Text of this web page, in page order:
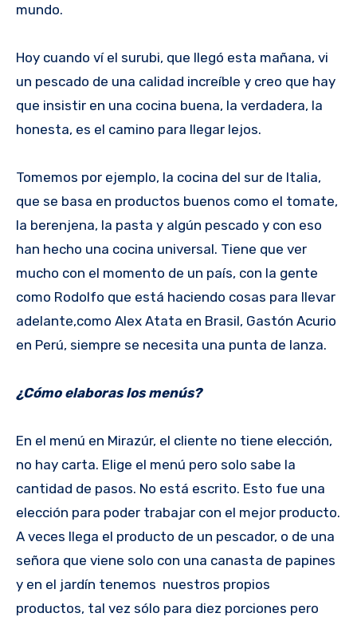
mundo.
Hoy cuando ví el surubi, que llegó esta mañana, vi
un pescado de una calidad increíble y creo que hay
que insistir en una cocina buena, la verdadera, la
honesta, es el camino para llegar lejos.
Tomemos por ejemplo, la cocina del sur de Italia,
que se basa en productos buenos como el tomate,
la berenjena, la pasta y algún pescado y con eso
han hecho una cocina universal. Tiene que ver
mucho con el momento de un país, con la gente
como Rodolfo que está haciendo cosas para llevar
adelante,como Alex Atata en Brasil, Gastón Acurio
en Perú, siempre se necesita una punta de lanza.
¿Cómo elaboras los menús?
En el menú en Mirazúr, el cliente no tiene elección,
no hay carta. Elige el menú pero solo sabe la
cantidad de pasos. No está escrito. Esto fue una
elección para poder trabajar con el mejor producto.
A veces llega el producto de un pescador, o de una
señora que viene solo con una canasta de papines
y en el jardín tenemos nuestros propios
productos, tal vez sólo para diez porciones pero